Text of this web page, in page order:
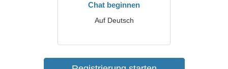
Chat beginnen
Auf Deutsch